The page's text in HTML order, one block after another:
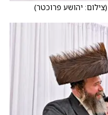
(צילום: יהושע פרוכטר)